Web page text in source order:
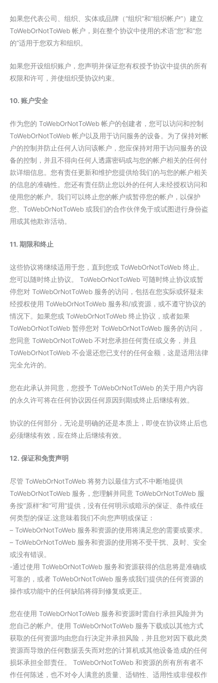
如果您代表公司、组织、实体或品牌（“组织”和“组织帐户”）建立
ToWebOrNotToWeb 帐户，则在整个协议中使用的术语“您”和“您
的”适用于您双方和组织。
如果您开设组织账户，您声明并保证您有权授予协议中提供的所有
权限和许可，并使组织受协议约束。
10. 账户安全
作为您的 ToWebOrNotToWeb 帐户的创建者，您可以访问和控制
ToWebOrNotToWeb 帐户以及用于访问服务的设备。为了保持对帐
户的控制并防止任何人访问该帐户，您应保持对用于访问服务的设
备的控制，并且不得向任何人透露密码或与您的帐户相关的任何付
款详细信息。您有责任更新和维护您提供给我们的与您的帐户相关
的信息的准确性。您还有责任防止您以外的任何人未经授权访问和
使用您的帐户。我们可以终止您的帐户或暂停您的帐户，以保护
您、ToWebOrNotToWeb 或我们的合作伙伴免于或试图进行身份盗
用或其他欺诈活动。
11. 期限和终止
这些协议将继续适用于您，直到您或 ToWebOrNotToWeb 终止。
您可以随时终止协议。 ToWebOrNotToWeb 可随时终止协议或暂
停您对 ToWebOrNotToWeb 服务的访问，包括在您实际或怀疑未
经授权使用 ToWebOrNotToWeb 服务和/或资源，或不遵守协议的
情况下。如果您或 ToWebOrNotToWeb 终止协议，或者如果
ToWebOrNotToWeb 暂停您对 ToWebOrNotToWeb 服务的访问，
您同意 ToWebOrNotToWeb 不对您承担任何责任或义务，并且
ToWebOrNotToWeb 不会退还您已支付的任何金额，这是适用法律
完全允许的。
您在此承认并同意，您授予 ToWebOrNotToWeb 的关于用户内容
的永久许可将在任何协议因任何原因到期或终止后继续有效。
协议的任何部分，无论是明确的还是本质上，即使在协议终止后也
必须继续有效，应在终止后继续有效。
12. 保证和免责声明
尽管 ToWebOrNotToWeb 将努力以最佳方式不中断地提供
ToWebOrNotToWeb 服务，您理解并同意 ToWebOrNotToWeb 服
务按“原样”和“可用”提供，没有任何明示或暗示的保证、条件或任
何类型的保证.这意味着我们不向您声明或保证：
– ToWebOrNotToWeb 服务和资源的使用将满足您的需要或要求。
– ToWebOrNotToWeb 服务和资源的使用将不受干扰、及时、安全
或没有错误。
-通过使用 ToWebOrNotToWeb 服务和资源获得的信息将是准确或
可靠的，或者 ToWebOrNotToWeb 服务或我们提供的任何资源的
操作或功能中的任何缺陷将得到修复或更正。
您在使用 ToWebOrNotToWeb 服务和资源时需自行承担风险并为
您自己的帐户。使用 ToWebOrNotToWeb 服务下载或以其他方式
获取的任何资源均由您自行决定并承担风险，并且您对因下载此类
资源而导致的任何数据丢失而对您的计算机或其他设备造成的任何
损坏承担全部责任。 ToWebOrNotToWeb 和资源的所有所有者不
作任何陈述，也不对令人满意的质量、适销性、适用性或非侵权作